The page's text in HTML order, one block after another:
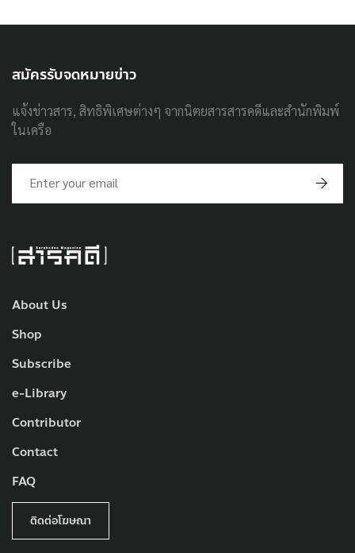
About Us
Shop
Subscribe
e-Library
Contributor
Contact
FAQ
ติดต่อโฆษณา
สมัครรับจดหมายข่าว
แจ้งข่าวสาร, สิทธิพิเศษต่างๆ จากนิตยสารสารคดีและสำนักพิมพ์
ในเครือ